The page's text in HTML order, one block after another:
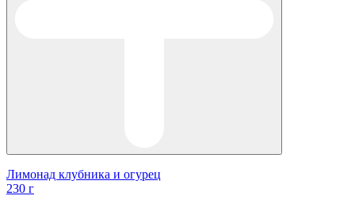
Лимонад клубника и огурец
230 г